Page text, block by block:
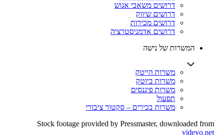
דרושים משאבי אנוש
דרושים שיווק
דרושים מכירות
דרושים אדמניסטרציה
המשרות של נישה
משרות הייטק
משרות ביוטק
משרות פיננסים
תפעול
משרות בכירים – סקטור ציבורי
Stock footage provided by Pressmaster, downloaded from
videvo.net